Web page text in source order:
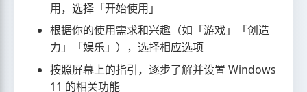
用，选择「开始使用」
根据你的使用需求和兴趣（如「游戏」「创造
力」「娱乐」），选择相应选项
按照屏幕上的指引，逐步了解并设置 Windows
11 的相关功能